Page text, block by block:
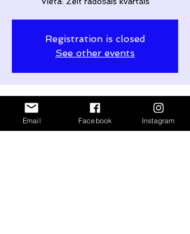
Registration is closed
See other events
Time & Location
Mar 01, 2025, 6:00 PM – 9:00 PM
Email Facebook Instagram